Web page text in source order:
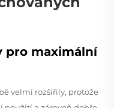
pro maximální
velmi rozšířily, protože